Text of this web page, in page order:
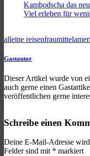
Kambodscha das
Viel erleben für
alleine reisenfrau
Gastautor
Dieser Artikel wurde von
auch gerne einen
veröffentlichen gerne
Schreibe einen
Deine E-Mail-Adresse
Felder sind mit * markiert